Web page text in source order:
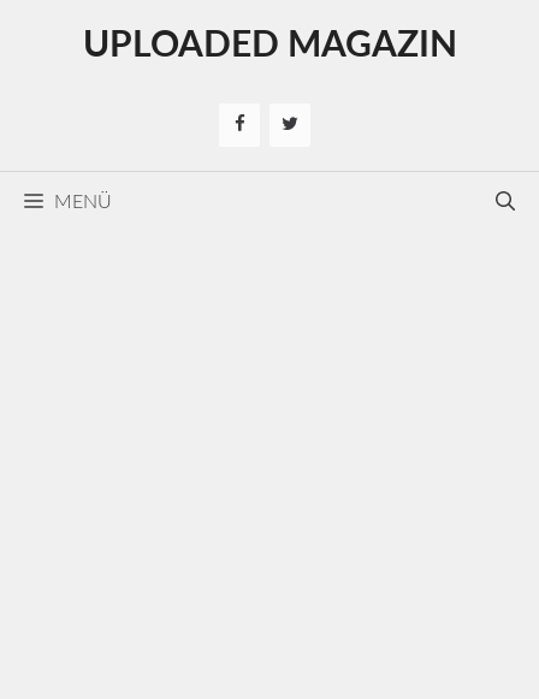
UPLOADED MAGAZIN
MENÜ